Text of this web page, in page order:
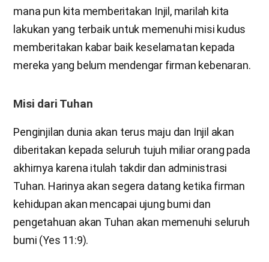
mana pun kita memberitakan Injil, marilah kita
lakukan yang terbaik untuk memenuhi misi kudus
memberitakan kabar baik keselamatan kepada
mereka yang belum mendengar firman kebenaran.
Misi dari Tuhan
Penginjilan dunia akan terus maju dan Injil akan
diberitakan kepada seluruh tujuh miliar orang pada
akhirnya karena itulah takdir dan administrasi
Tuhan. Harinya akan segera datang ketika firman
kehidupan akan mencapai ujung bumi dan
pengetahuan akan Tuhan akan memenuhi seluruh
bumi (Yes 11:9).